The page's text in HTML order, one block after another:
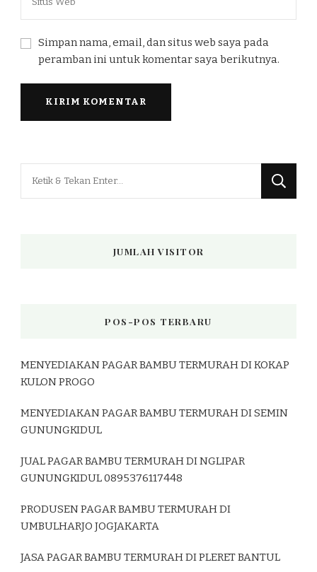
Simpan nama, email, dan situs web saya pada
peramban ini untuk komentar saya berikutnya.
JUMLAH VISITOR
POS-POS TERBARU
MENYEDIAKAN PAGAR BAMBU TERMURAH DI KOKAP
KULON PROGO
MENYEDIAKAN PAGAR BAMBU TERMURAH DI SEMIN
GUNUNGKIDUL
JUAL PAGAR BAMBU TERMURAH DI NGLIPAR
GUNUNGKIDUL 0895376117448
PRODUSEN PAGAR BAMBU TERMURAH DI
UMBULHARJO JOGJAKARTA
JASA PAGAR BAMBU TERMURAH DI PLERET BANTUL